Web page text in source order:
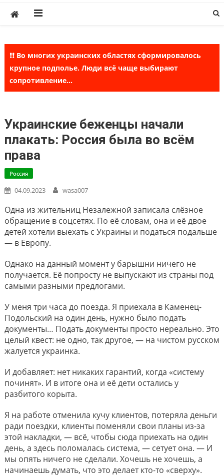
❗❗ Во многих украинских областях сформировалось
крупное подполье. Люди всё чаще выбирают
сопротивление...
Украинские беженцы начали
плакать: Россия была во всём
права
Россия
04.09.2023 wasa007
Одна из жительниц Незалежной записала слёзное
обращение в соцсетях. По её словам, она и её двое
детей хотели выехать с Украины и податься подальше
— в Европу.
Однако на данный момент у барышни ничего не
получается. Её попросту не выпускают из страны под
самыми разными предлогами.
У меня три часа до поезда. Я приехала в Каменец-
Подольский на один день, нужно было подать
документы… Подать документы просто нереально. Это
целый квест: не одно, так другое, — на чистом русском
жалуется украинка.
И добавляет: нет никаких гарантий, когда «систему
починят». И в итоге она и её дети остались у
разбитого корыта.
Я на работе отменила кучу клиентов, потеряла деньги
ради поездки, клиенты поменяли свои планы из-за
этой накладки, — всё, чтобы сюда приехать на один
день, а здесь поломалась система, — сетует она. — И
мы опять ничего не сделали. Хочешь не хочешь, а
начинаешь думать, что это делает кто-то «сверху».